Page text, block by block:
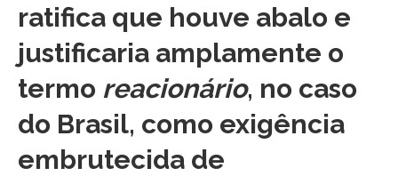
ratifica que houve abalo e
justificaria amplamente o
termo reacionário, no caso
do Brasil, como exigência
embrutecida de